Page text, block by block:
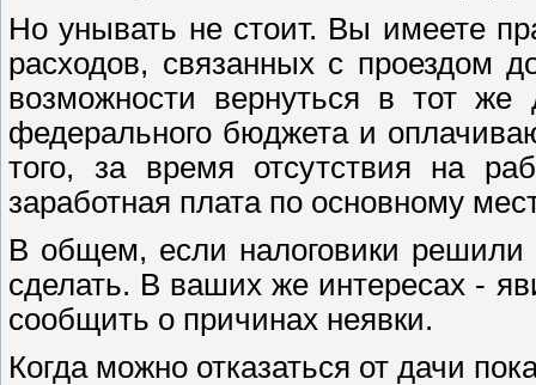
Но унывать не стоит. Вы имеете
расходов, связанных с проездом
возможности вернуться в тот
федерального бюджета и
того, за время отсутствия на
заработная плата по основному
В общем, если налоговики решили
сделать. В ваших же интересах -
сообщить о причинах неявки.
Когда можно отказаться от дачи